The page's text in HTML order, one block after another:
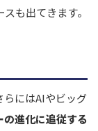
も出てきます。
にはAIやビッグ
の進化に追従する